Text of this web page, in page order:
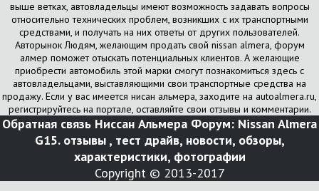
выше ветках, автовладельцы имеют возможность задавать вопросы
относительно технических проблем, возникших с их транспортными
средствами, и получать на них ответы от других пользователей.
Авторынок Людям, желающим продать свой nissan almera, форум
алмер поможет отыскать потенциальных клиентов. А желающие
приобрести автомобиль этой марки смогут познакомиться здесь с
автовладельцами, выставляющими свои транспортные средства на
продажу. Если у вас имеется нисан альмера, заходите на autoalmera.ru,
регистрируйтесь на портале, оставляйте свои отзывы и комментарии.
Обратная связь Ниссан Альмера Форум: Nissan Almera
G15. отзывы , тест драйв, новости, обзоры,
характеристики, фотографии
Copyright © 2013-2017